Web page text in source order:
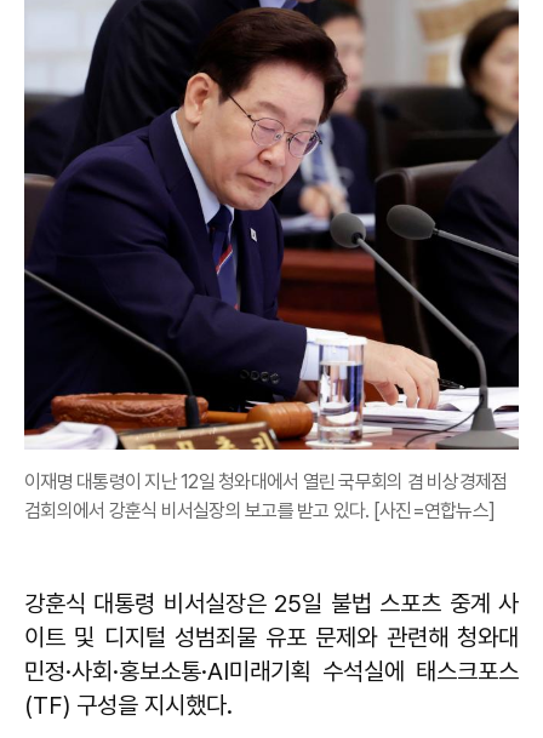
이재명 대통령이 지난 12일 청와대에서 열린 국무회의 겸 비상경제점
검회의에서 강훈식 비서실장의 보고를 받고 있다. [사진=연합뉴스]
강훈식 대통령 비서실장은 25일 불법 스포츠 중계 사
이트 및 디지털 성범죄물 유포 문제와 관련해 청와대
민정·사회·홍보소통·AI미래기획 수석실에 태스크포스
(TF) 구성을 지시했다.